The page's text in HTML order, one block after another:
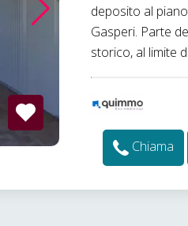
deposito al
Gasperi. Parte
storico, al limite
Chiama